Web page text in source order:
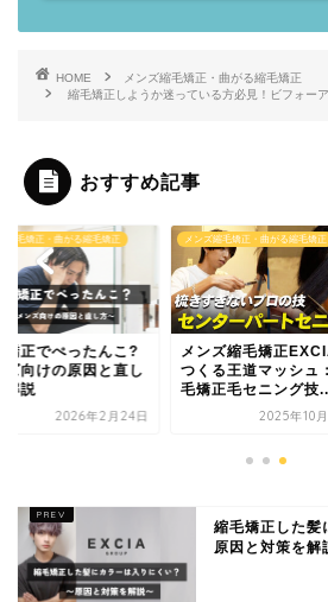
HOME
メンズ縮毛矯正・曲がる縮毛矯正
縮毛矯正しようか迷っている方必見！ビフォー
おすすめ記事
縮毛矯正・曲がる縮毛矯正
矯正でぺったんこ?
ズ向けの原因と直し
解説
2026年2月24日
メンズ縮毛矯正・曲がる縮毛矯正
メンズ縮毛矯正
つくる王道マッシュ
毛矯正毛セニング技
2025年10
縮毛矯正した髪
原因と対策を解